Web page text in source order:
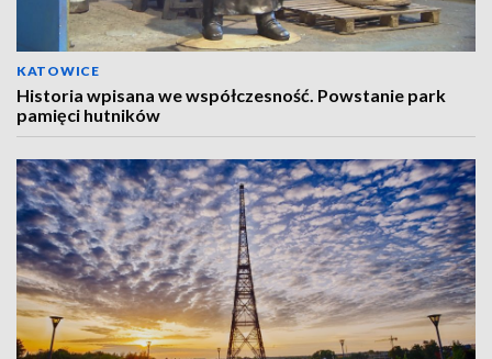
KATOWICE
Historia wpisana we współczesność. Powstanie park
pamięci hutników